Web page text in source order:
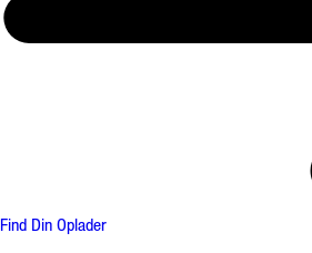
Find Din Oplader